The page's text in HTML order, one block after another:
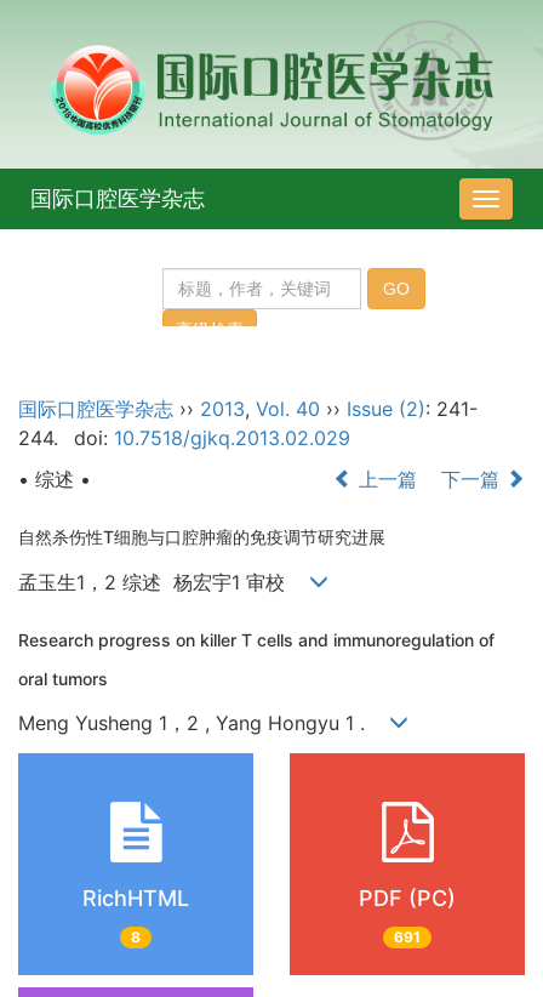
导
航
国际口腔医学杂志
国际口腔医学杂志 ›› 2013, Vol. 40 ›› Issue (2): 241-
244.
doi: 10.7518/gjkq.2013.02.029
• 综述 •
上一篇 下一篇
自然杀伤性T细胞与口腔肿瘤的免疫调节研究进展
孟玉生1，2 综述 杨宏宇1 审校
Research progress on killer T cells and immunoregulation of
oral tumors
Meng Yusheng 1，2 , Yang Hongyu 1 .
RichHTML
8
PDF (PC)
691